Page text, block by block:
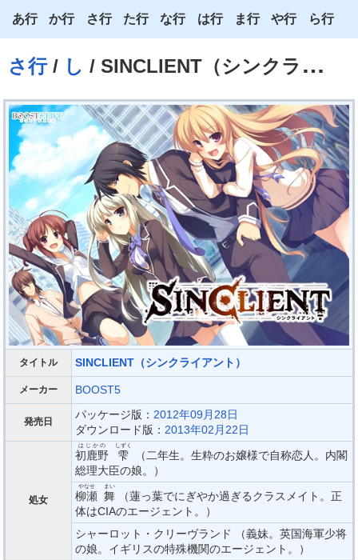
さ行/ し / SINCLIENT（シンクライアント）
あ行
い
う
え
お
か行
き
く
け
こ
さ行
し
す
せ
そ
た行
ち
つ
て
と
な行
に
ぬ
ね
の
は行
ひ
ふ
へ
ほ
ま行
み
む
め
も
や行
ゆ
よ
わ
ら行
り
る
れ
ろ
タイトル SINCLIENT（シンクライアント）
メーカー BOOST5
発売日
パッケージ版： 2012年09月28日
ダウンロード版： 2013年02月22日
処女
初鹿野
はじかの
雫
しずく
（二年生。生粋のお嬢様で自称恋人。内閣
総理大臣の娘。）
柳瀬
やなせ
舞
まい
（蓮っ葉でにぎやか過ぎるクラスメイト。正
体はCIAのエージェント。）
シャーロット・クリーヴランド （義妹。英国海軍少将
の娘。イギリスの特殊機関のエージェント。）